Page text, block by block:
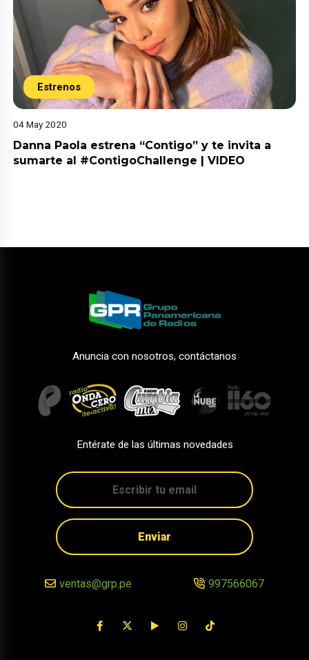
Estrenos
04 May 2020
Danna Paola estrena “Contigo” y te invita a
sumarte al #ContigoChallenge | VIDEO
Anuncia con nosotros, contáctanos
Entérate de las últimas novedades
Enviar
ventas@grp.pe 997566067